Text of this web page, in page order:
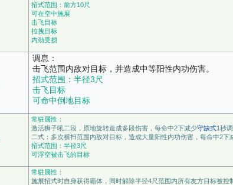
招式范围：前方10尺
可在空中施展
击飞目标
拉拽目标
内劲受损
调息：
击飞范围内敌对目标，并造成中等阳性内功伤害。
招式范围：半径3尺
击飞目标
可命中倒地目标
常驻属性：
激活狮子吼二段，原地旋转造成多段伤害，每命中2下减少守缺式1秒调
二式：多次横扫范围内敌对目标，造成大量阳性内功伤害，每命中2下
招式范围：半径3尺
可浮空被击飞的目标
常驻属性：
施展招式时自身获得霸体，同时解除半径4尺范围内所有友方目标被